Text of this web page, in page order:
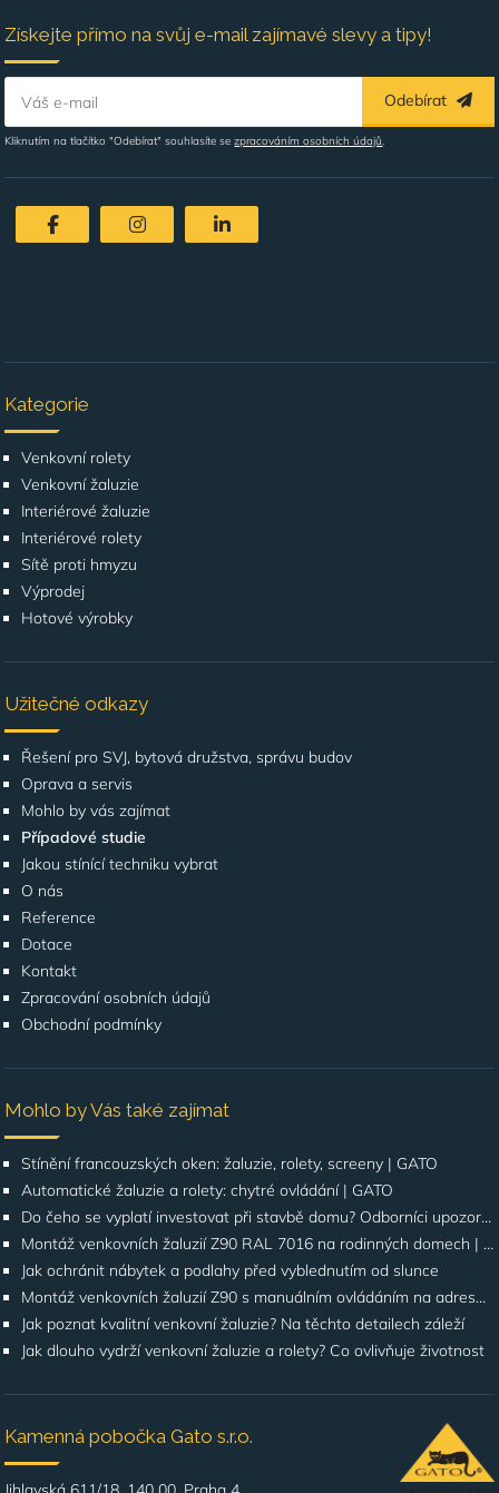
Získejte přímo na svůj e-mail zajímavé slevy a tipy!
Váš e-mail Odebírat
Kliknutím na tlačítko "Odebírat" souhlasíte sezpracováním osobních údajů.
Kategorie
Venkovní rolety
Venkovní žaluzie
Interiérové žaluzie
Interiérové rolety
Sítě proti hmyzu
Výprodej
Hotové výrobky
Užitečné odkazy
Řešení pro SVJ, bytová družstva, správu budov
Oprava a servis
Mohlo by vás zajímat
Případové studie
Jakou stínící techniku vybrat
O nás
Reference
Dotace
Kontakt
Zpracování osobních údajů
Obchodní podmínky
Mohlo by Vás také zajímat
Stínění francouzských oken: žaluzie, rolety, screeny | GATO
Automatické žaluzie a rolety: chytré ovládání | GATO
Do čeho se vyplatí investovat při stavbě domu? Odborníci upozorňují na stínění oken
Montáž venkovních žaluzií Z90 RAL 7016 na rodinných domech | Případová studie
Jak ochránit nábytek a podlahy před vyblednutím od slunce
Montáž venkovních žaluzií Z90 s manuálním ovládáním na adrese Štúrova, Praha 4
Jak poznat kvalitní venkovní žaluzie? Na těchto detailech záleží
Jak dlouho vydrží venkovní žaluzie a rolety? Co ovlivňuje životnost
Kamenná pobočka Gato s.r.o.